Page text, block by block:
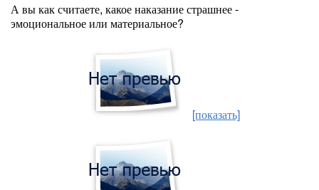
А вы как считаете, какое наказание страшнее -
эмоциональное или материальное?
[показать]